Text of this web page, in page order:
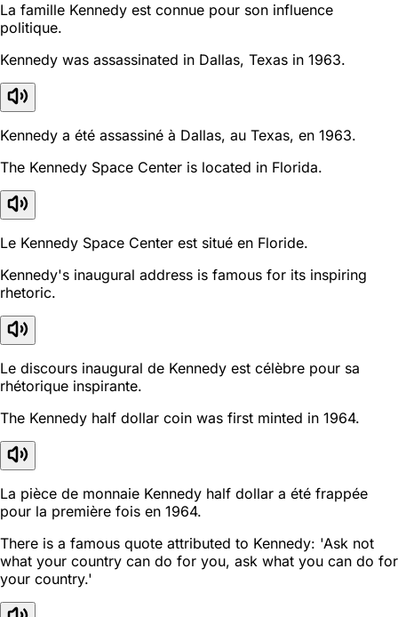
La famille Kennedy est connue pour son influence
politique.
Kennedy was assassinated in Dallas, Texas in 1963.
Kennedy a été assassiné à Dallas, au Texas, en 1963.
The Kennedy Space Center is located in Florida.
Le Kennedy Space Center est situé en Floride.
Kennedy's inaugural address is famous for its inspiring
rhetoric.
Le discours inaugural de Kennedy est célèbre pour sa
rhétorique inspirante.
The Kennedy half dollar coin was first minted in 1964.
La pièce de monnaie Kennedy half dollar a été frappée
pour la première fois en 1964.
There is a famous quote attributed to Kennedy: 'Ask not
what your country can do for you, ask what you can do for
your country.'